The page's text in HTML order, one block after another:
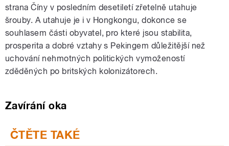
strana Číny v posledním desetiletí zřetelně utahuje
šrouby. A utahuje je i v Hongkongu, dokonce se
souhlasem části obyvatel, pro které jsou stabilita,
prosperita a dobré vztahy s Pekingem důležitější než
uchování nehmotných politických vymožeností
zděděných po britských kolonizátorech.
Zavírání oka